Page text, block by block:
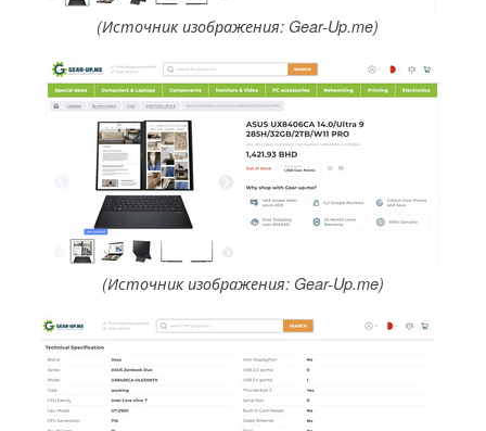
(Источник изображения: Gear-Up.me)
(Источник изображения: Gear-Up.me)